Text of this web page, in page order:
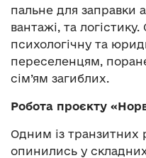
пальне для заправки
вантажі, та
психологічну та
переселенцям,
сім’ям загиблих.
Робота проєкту
Одним із транзитних
опинились у